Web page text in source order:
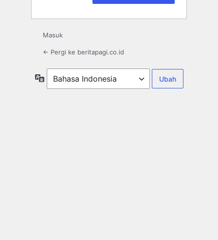
Masuk
← Pergi ke beritapagi.co.id
Bahasa